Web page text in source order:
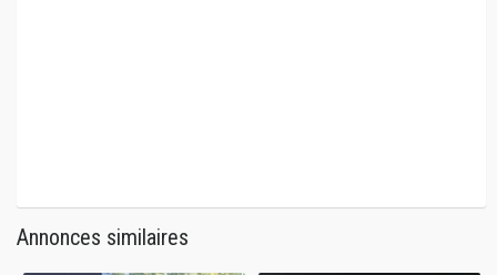
Annonces similaires